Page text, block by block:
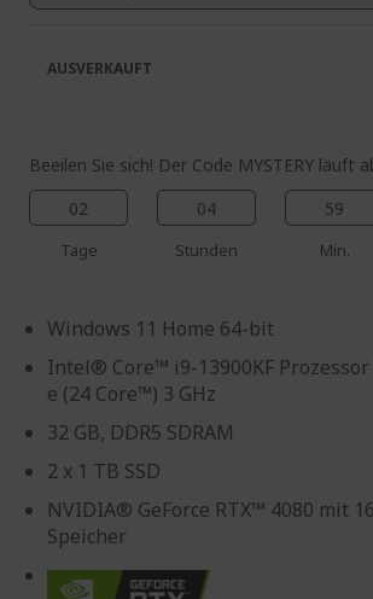
Beeilen Sie sich! Der Code MYSTERY läuft
02
Tage
04
Stunden
59
Min.
Windows 11 Home 64-bit
Intel® Core™ i9-13900KF
e (24 Core™) 3 GHz
32 GB, DDR5 SDRAM
2 x 1 TB SSD
NVIDIA® GeForce RTX™ 4080 mit
Speicher
AUSVERKAUFT